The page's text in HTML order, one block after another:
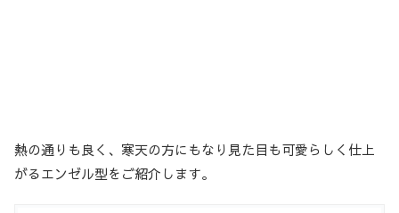
熱の通りも良く、寒天の方にもなり見た目も可愛らしく仕上
がるエンゼル型をご紹介します。